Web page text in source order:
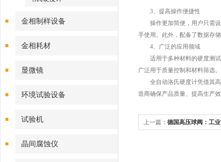
金相制样设备
金相耗材
显微镜
环境试验设备
试验机
晶间腐蚀仪
3、提高操作便捷性
操作更加简便，用户只需设
手使用。此外，配备了数据存
4、广泛的应用领域
适用于多种材料的硬度测试
广泛用于质量控制和材料筛选
全自动洛氏硬度计凭借其高
造商确保产品质量、提高生产
上一篇： 德国高压球阀：工